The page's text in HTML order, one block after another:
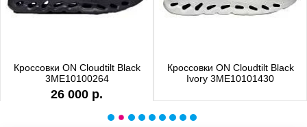
Кроссовки ON Cloudtilt Black
3ME10100264
26 000 р.
Кроссовки ON Cloudtilt Black
Ivory 3ME10101430